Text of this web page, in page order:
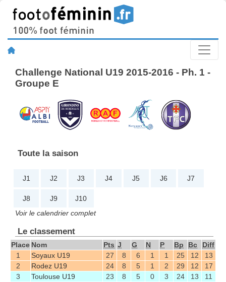
Challenge National U19 2015-2016 - Ph. 1 -
Groupe E
Toute la saison
J1 J2 J3 J4 J5 J6 J7
J8 J9
J10
Voir le calendrier complet
Le classement
Place Nom Pts J G N P Bp Bc
Diff
1
Soyaux U19 27 8 6 1 1 25 12
13
2
Rodez U19 24 8 5 1 2 29 12
17
3
Toulouse U19 23 8 5 0 3 24 13
11